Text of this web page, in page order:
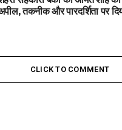
तकनीक और पारदर्शिता पर
CLICK TO COMMENT